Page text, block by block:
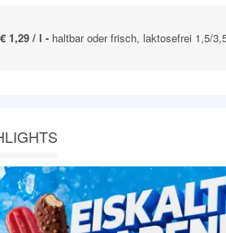
€ 1,29 / l - haltbar oder frisch, laktosefrei 1,5/